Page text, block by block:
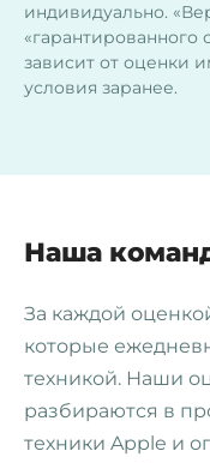
индивидуально.
зависит от оценки
условия заранее.
Наша
За каждой
которые
техникой. Наши
разбираются в
техники Apple и